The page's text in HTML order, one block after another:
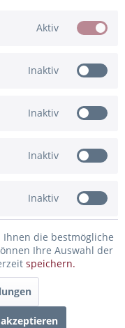
400
korrekt sind
Warenkorb
- bitte prüfen!
Aktiv
Inaktiv
Inaktiv
Inaktiv
Inaktiv
Ihnen die bestmögliche
Ihre Auswahl der
speichern.